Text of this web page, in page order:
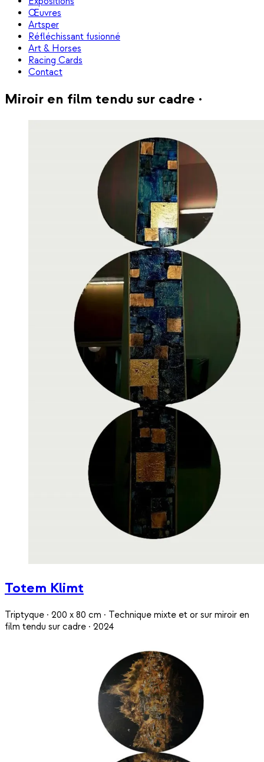
Œuvres
Artsper
Réfléchissant fusionné
Art & Horses
Racing Cards
Contact
Miroir en film tendu sur cadre ·
Totem Klimt
Triptyque · 200 x 80 cm · Technique mixte et or sur miroir en
film tendu sur cadre · 2024